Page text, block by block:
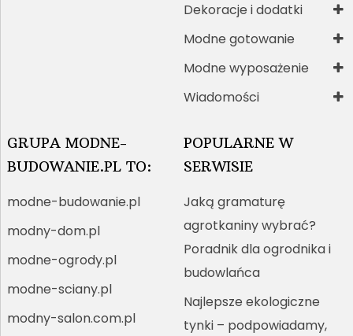
Dekoracje i dodatki
Modne gotowanie
Modne wyposażenie
Wiadomości
GRUPA MODNE-
BUDOWANIE.PL TO:
modne-budowanie.pl
modny-dom.pl
modne-ogrody.pl
modne-sciany.pl
modny-salon.com.pl
POPULARNE W
SERWISIE
Jaką gramaturę
agrotkaniny wybrać?
Poradnik dla ogrodnika i
budowlańca
Najlepsze ekologiczne
tynki – podpowiadamy,